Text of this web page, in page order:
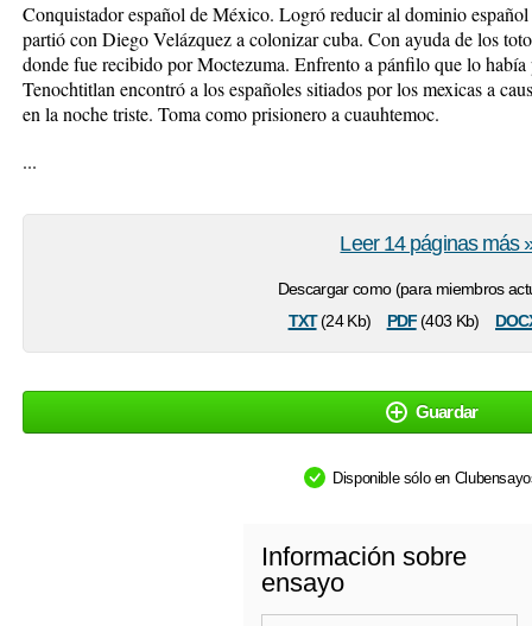
Conquistador español de México. Logróreducir al dominio español
partiócon Diego Velázquez a colonizar cuba. Con ayuda de los
donde fue recibido por Moctezuma. Enfrento a pánfilo que lo había
Tenochtitlan encontróa los españoles sitiados por los mexicas a
en la noche triste. Toma como prisionero a cuauhtemoc.
...
Descargar como (para miembros
txt(24 Kb) pdf(403 Kb)
Leer 14 páginas más
Guardar
Disponible sólo en
Información sobre
ensayo